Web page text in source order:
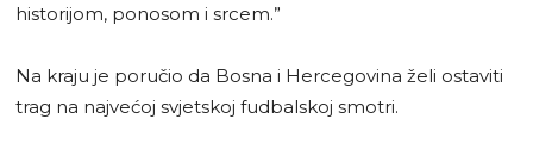
historijom, ponosom i srcem.”
Na kraju je poručio da Bosna i Hercegovina želi ostaviti
trag na najvećoj svjetskoj fudbalskoj smotri.